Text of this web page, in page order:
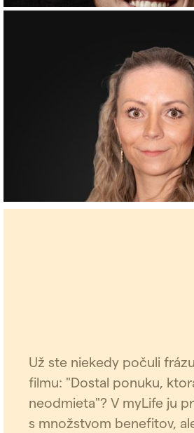
Už ste niekedy počuli
filmu: "Dostal ponuku,
neodmieta"? V myLife ju
s množstvom benefitov,